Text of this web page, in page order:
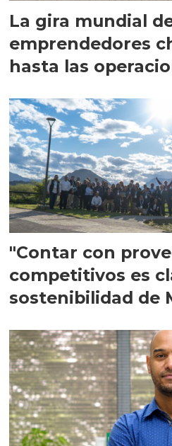
La gira mundial
emprendedores
hasta las
"Contar con
competitivos es
sostenibilidad de